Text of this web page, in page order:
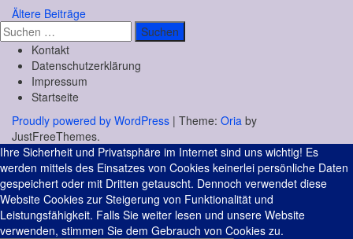
Beitragsnavigation
Ältere Beiträge
Suchen
nach: Kontakt
Datenschutzerklärung
Impressum
Startseite
Proudly powered by WordPress | Theme: Oria by
JustFreeThemes.
Ihre Sicherheit und Privatsphäre im Internet sind uns wichtig! Es
werden mittels des Einsatzes von Cookies keinerlei persönliche Daten
gespeichert oder mit Dritten getauscht. Dennoch verwendet diese
Website Cookies zur Steigerung von Funktionalität und
Leistungsfähigkeit. Falls Sie weiter lesen und unsere Website
verwenden, stimmen Sie dem Gebrauch von Cookies zu.